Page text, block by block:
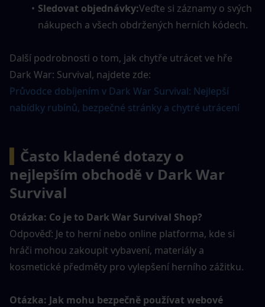
Sledovat objednávky:Veďte si záznamy o svých
nákupech a všech obdržených herních kódech.
Další podrobnosti o tom, jak chytře utrácet ve hře
Dark War: Survival, najdete zde:
Průvodce dobíjením v Dark War Survival: Nejlepší
nabídky rubínů, bezpečné stránky a chytré utrácení
Často kladené dotazy o
nejlepším obchodě v Dark War
Survival
Otázka: Co je to Dark War Survival Shop?
Odpověď: Je to herní nebo online platforma, kde si
hráči mohou zakoupit vybavení, materiály a
kosmetické předměty pro vylepšení herního zážitku.
Otázka: Jak mohu bezpečně používat webové